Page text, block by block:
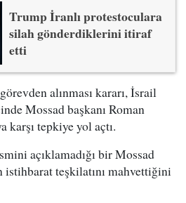
Trump İranlı protestoculara
silah gönderdiklerini itiraf
etti
alınması kararı, İsrail
Mossad başkanı Roman
karşı tepkiye yol açtı.
açıklamadığı bir Mossad
teşkilatını mahvettiğini